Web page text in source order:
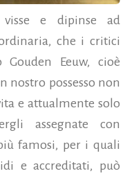
visse e dipinse ad
che i critici
Eeuw, cioè
nostro possesso non
e attualmente solo
assegnate con
famosi, per i quali
e accreditati, può